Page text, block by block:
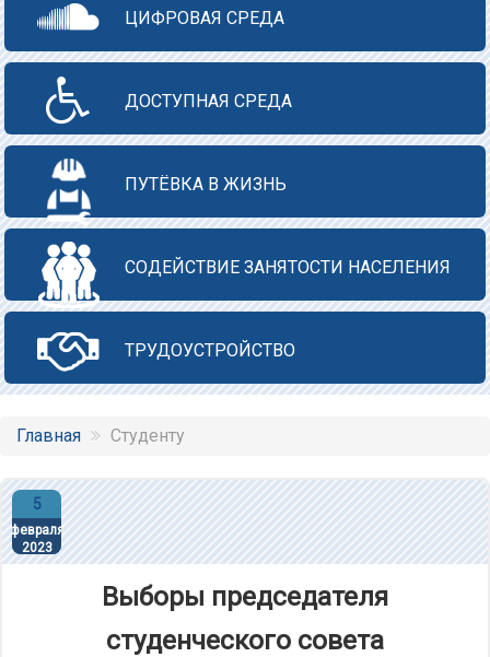
ЦИФРОВАЯ СРЕДА
ДОСТУПНАЯ СРЕДА
ПУТЁВКА В ЖИЗНЬ
СОДЕЙСТВИЕ ЗАНЯТОСТИ НАСЕЛЕНИЯ
ТРУДОУСТРОЙСТВО
Главная Студенту
5
февраля
2023
Выборы председателя
студенческого совета